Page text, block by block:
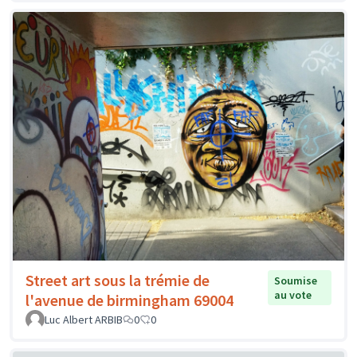
Street art sous la trémie de
l'avenue de birmingham 69004
Soumise
au vote
Luc Albert ARBIB
0 0